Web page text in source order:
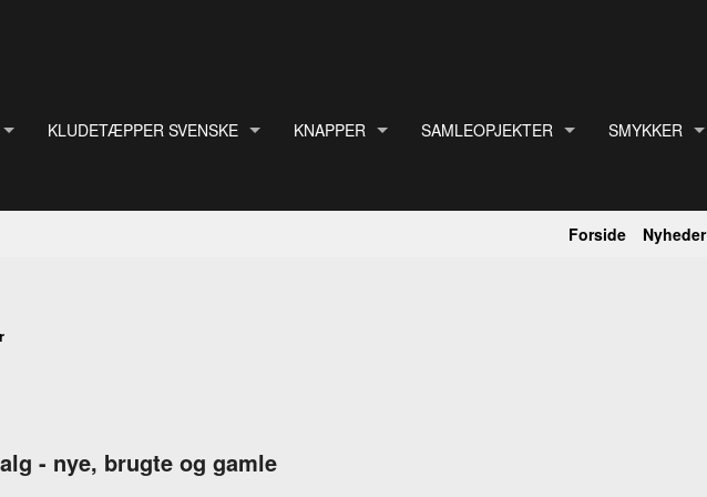
SPAREGRIS, UROER.
JULEKUGLER.
SVAMPE, FIGURER.
KLUDETÆPPER SVENSKE
- PLASTIK, LØBER, KLUDETÆPPER, SVENSKE
KNAPPER
PERLEMOR KNAPPER
SAMLEOPJEKTER
DALARHESTE
ERZGEBIRGE TRÆFIGURER.
SMYKKER
BROCHER
FINGERRINGE
Forside Nyheder
- nye, brugte og gamle